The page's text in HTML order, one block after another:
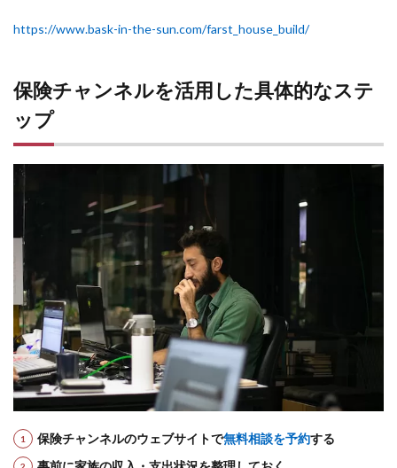
https://www.bask-in-the-sun.com/farst_house_build/
保険チャンネルを活用した具体的なステ
ップ
保険チャンネルのウェブサイトで無料相談を予約する